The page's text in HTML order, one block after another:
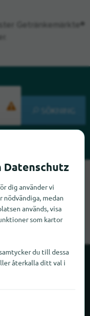
Getränkemärkte®
SÖKNING
vi bli glada om du
dig använder vi
nödvändiga, medan
används, visa
som kartor
du till dessa
återkalla ditt val i